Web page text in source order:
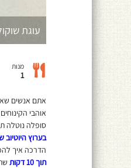
עוגת
מנות
1
אתם אנשים
אוהבי
סופלה נוטלה
בערוץ היוטיוב
הדרכה איך
תוך 10 דקות